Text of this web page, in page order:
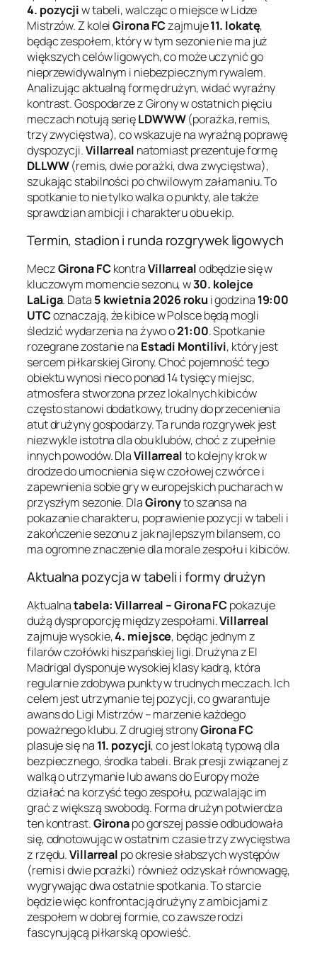
4. pozycjiw tabeli, walcząc o miejsce w Lidze
Mistrzów. Z koleiGirona FCzajmuje11. lokatę,
będąc zespołem, który w tym sezonie nie ma już
większych celów ligowych, co może uczynić go
nieprzewidywalnym i niebezpiecznym rywalem.
Analizując aktualną formę drużyn, widać wyraźny
kontrast. Gospodarze z Girony w ostatnich pięciu
meczach notują serięLDWWW(porażka, remis,
trzy zwycięstwa), co wskazuje na wyraźną poprawę
dyspozycji.Villarreal natomiast prezentuje formę
DLLWW(remis, dwie porażki, dwa zwycięstwa),
szukając stabilności po chwilowym załamaniu. To
spotkanie to nie tylko walka o punkty, ale także
sprawdzian ambicji i charakteru obu ekip.
Termin, stadion i runda rozgrywek ligowych
MeczGirona FCkontraVillarrealodbędzie się w
kluczowym momencie sezonu, w30. kolejce
LaLiga. Data 5 kwietnia 2026 roku i godzina 19:00
UTCoznaczają, że kibice w Polsce będą mogli
śledzić wydarzenia na żywo o21:00. Spotkanie
rozegrane zostanie na Estadi Montilivi, który jest
sercem piłkarskiej Girony. Choć pojemność tego
obiektu wynosi nieco ponad 14 tysięcy miejsc,
atmosfera stworzona przez lokalnych kibiców
często stanowi dodatkowy, trudny do przecenienia
atut drużyny gospodarzy. Ta runda rozgrywek jest
niezwykle istotna dla obu klubów, choć z zupełnie
innych powodów. DlaVillarrealto kolejny krok w
drodze do umocnienia się w czołowej czwórce i
zapewnienia sobie gry w europejskich pucharach w
przyszłym sezonie. DlaGironyto szansa na
pokazanie charakteru, poprawienie pozycji w tabeli i
zakończenie sezonu z jak najlepszym bilansem, co
ma ogromne znaczenie dla morale zespołu i kibiców.
Aktualna pozycja w tabeli i formy drużyn
Aktualnatabela: Villarreal – Girona FCpokazuje
dużą dysproporcję między zespołami.Villarreal
zajmuje wysokie,4. miejsce, będąc jednym z
filarów czołówki hiszpańskiej ligi. Drużyna z El
Madrigal dysponuje wysokiej klasy kadrą, która
regularnie zdobywa punkty w trudnych meczach. Ich
celem jest utrzymanie tej pozycji, co gwarantuje
awans do Ligi Mistrzów – marzenie każdego
poważnego klubu. Z drugiej stronyGirona FC
plasuje się na 11. pozycji, co jest lokatą typową dla
bezpiecznego, środka tabeli. Brak presji związanej z
walką o utrzymanie lub awans do Europy może
działać na korzyść tego zespołu, pozwalając im
grać z większą swobodą. Forma drużyn potwierdza
ten kontrast.Gironapo gorszej passie odbudowała
się, odnotowując w ostatnim czasie trzy zwycięstwa
z rzędu.Villarreal po okresie słabszych występów
(remis i dwie porażki) również odzyskał równowagę,
wygrywając dwa ostatnie spotkania. To starcie
będzie więc konfrontacją drużyny z ambicjami z
zespołem w dobrej formie, co zawsze rodzi
fascynującą piłkarską opowieść.